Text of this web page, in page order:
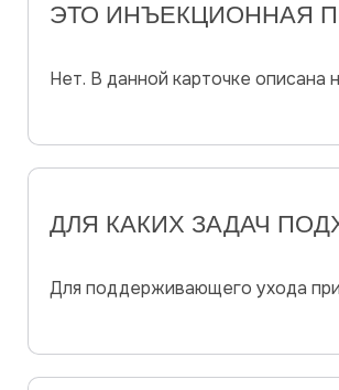
ЭТО ИНЪЕКЦИОННАЯ
Нет. В данной карточке описана
ДЛЯ КАКИХ ЗАДАЧ
Для поддерживающего ухода